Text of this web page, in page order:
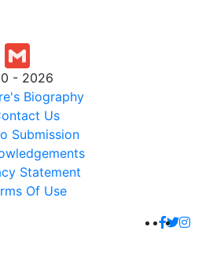
- 2026
Biography
Us
Submission
Statement
Of Use